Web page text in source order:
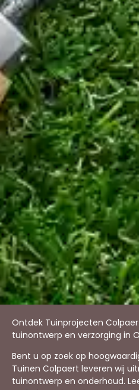
Ontdek Tuinprojecten
tuinontwerp en verzorging in
Bent u op zoek op
Tuinen Colpaert leveren wij
tuinontwerp en onderhoud.